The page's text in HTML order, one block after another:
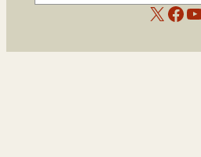
X Facebook YouTube